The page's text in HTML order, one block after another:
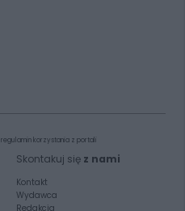
regulamin korzystania z portali
Skontakuj się z nami
Kontakt
Wydawca
Redakcja